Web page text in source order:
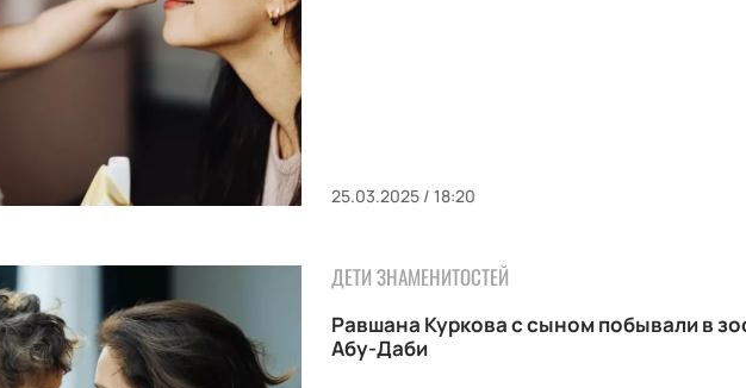
25.03.2025 / 18:20
ДЕТИ ЗНАМЕНИТОСТЕЙ
Равшана Куркова с сыном побывали в
Абу-Даби